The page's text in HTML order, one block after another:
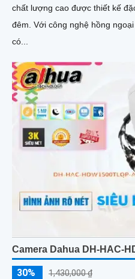
chất lượng cao được thiết kế
đêm. Với công nghệ hồng ngoại thông minh Smart IR, camera
có...
Camera Dahua DH-HAC-
30% 1,430,000 ₫